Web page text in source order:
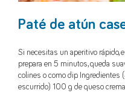
Paté de atún
Si necesitas un aperitivo rápido,
prepara en 5 minutos, queda
colines o como dip.
escurrido) 100 g de queso